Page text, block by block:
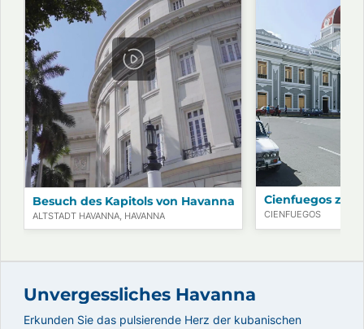
Besuch des Kapitols von Havanna
ALTSTADT HAVANNA, HAVANNA
Cienfuegos zu
CIENFUEGOS
Unvergessliches Havanna
Erkunden Sie das pulsierende Herz der kubanischen